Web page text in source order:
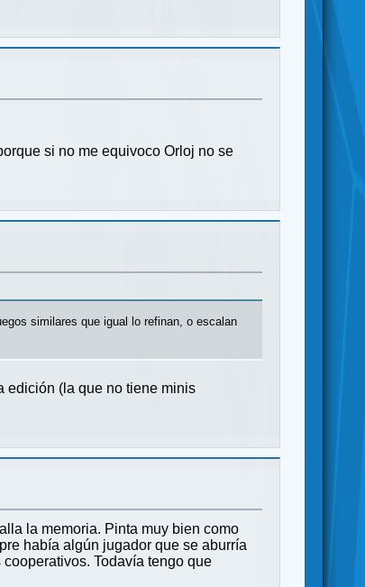
si no me equivoco Orloj no se
similares que igual lo refinan, o escalan
edición (la que no tiene minis
la memoria. Pinta muy bien como
había algún jugador que se aburría
Todavía tengo que